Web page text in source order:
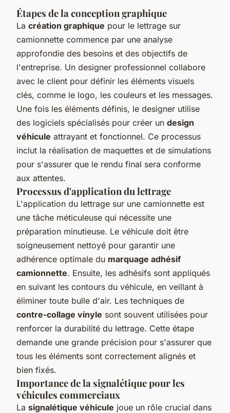
Étapes de la conception graphique
La création graphique pour le lettrage sur
camionnette commence par une analyse
approfondie des besoins et des objectifs de
l'entreprise. Un designer professionnel collabore
avec le client pour définir les éléments visuels
clés, comme le logo, les couleurs et les messages.
Une fois les éléments définis, le designer utilise
des logiciels spécialisés pour créer un design
véhicule attrayant et fonctionnel. Ce processus
inclut la réalisation de maquettes et de simulations
pour s'assurer que le rendu final sera conforme
aux attentes.
Processus d'application du lettrage
L'application du lettrage sur une camionnette est
une tâche méticuleuse qui nécessite une
préparation minutieuse. Le véhicule doit être
soigneusement nettoyé pour garantir une
adhérence optimale du marquage adhésif
camionnette. Ensuite, les adhésifs sont appliqués
en suivant les contours du véhicule, en veillant à
éliminer toute bulle d'air. Les techniques de
contre-collage vinyle sont souvent utilisées pour
renforcer la durabilité du lettrage. Cette étape
demande une grande précision pour s'assurer que
tous les éléments sont correctement alignés et
bien fixés.
Importance de la signalétique pour les
véhicules commerciaux
La signalétique véhicule joue un rôle crucial dans